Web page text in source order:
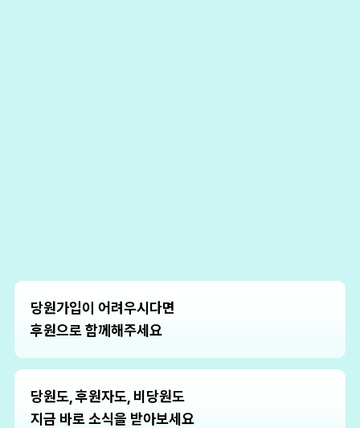
당원가입이 어려우시다면
후원으로 함께해주세요
당원도, 후원자도, 비당원도
지금 바로 소식을 받아보세요